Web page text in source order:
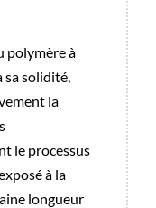
polymère à
sa solidité,
la
le processus
à la
longueur